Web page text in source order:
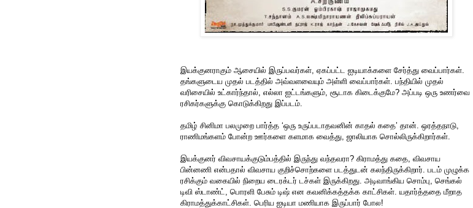
இயக்குனராகும் ஆசையில் இருப்பவர்கள், ஏகப்பட்ட ஐடியாக்களை சேர்த்து வைப்பார்கள்.
தங்களுடைய முதல் படத்தில் அவ்வளவையும் அள்ளி வைப்பார்கள். பந்தியில் முதல்
வரிசையில் உட்கார்ந்தால், எல்லா ஐட்டங்களும், சூடாக கிடைக்குமே? அப்படி ஒரு உணர்வை
ரசிகர்களுக்கு கொடுக்கிறது இப்படம்.
தமிழ் சினிமா பலமுறை பார்த்த ‘ஒரு உருப்படாதவனின் காதல் கதை’ தான். ஒரத்தநாடு,
ராணிமங்களம் போன்ற ஊர்களை களமாக வைத்து, ஜாலியாக சொல்லிருக்கிறார்கள்.
இயக்குனர் விவசாயக்குடும்பத்தில் இருந்து வந்தவரா? கிராமத்து கதை, விவசாய
பின்னணி என்பதால் விவசாய குறிச்சொற்களை படத்துடன் கலந்திருக்கிறார். படம் முழுக்க
ரசிக்கும் வகையில் நிறைய டைரக்டர் டச்கள் இருக்கிறது. அடிவாங்கிய சொம்பு, செங்கல்
டிவி ஸ்டாண்ட், பொரளி பேசும் டிஷ் என கவனிக்கத்தக்க காட்சிகள். யதார்த்ததை மீறாத
கிராமத்துக்காட்சிகள். பெரிய ஐடியா மணியாக இருப்பார் போல!